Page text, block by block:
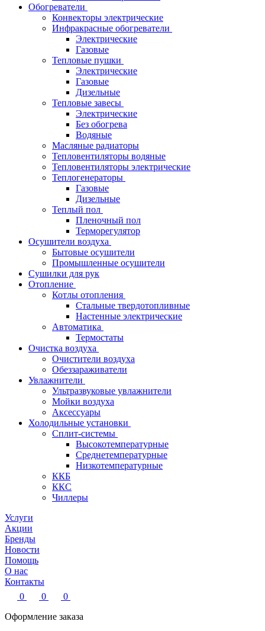
Обогреватели
Конвекторы электрические
Инфракрасные обогреватели
Электрические
Газовые
Тепловые пушки
Электрические
Газовые
Дизельные
Тепловые завесы
Электрические
Без обогрева
Водяные
Масляные радиаторы
Тепловентиляторы водяные
Тепловентиляторы электрические
Теплогенераторы
Газовые
Дизельные
Теплый пол
Пленочный пол
Терморегулятор
Осушители воздуха
Бытовые осушители
Промышленные осушители
Сушилки для рук
Отопление
Котлы отопления
Стальные твердотопливные
Настенные электрические
Автоматика
Термостаты
Очистка воздуха
Очистители воздуха
Обеззараживатели
Увлажнители
Ультразвуковые увлажнители
Мойки воздуха
Аксессуары
Холодильные установки
Сплит-системы
Высокотемпературные
Среднетемпературные
Низкотемпературные
ККБ
ККС
Чиллеры
Услуги
Акции
Бренды
Новости
Помощь
О нас
Контакты
0
0
0
Оформление заказа